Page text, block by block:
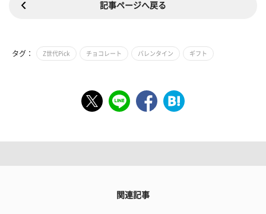
記事ページへ戻る
タグ： Z世代Pick チョコレート バレンタイン ギフト
関連記事